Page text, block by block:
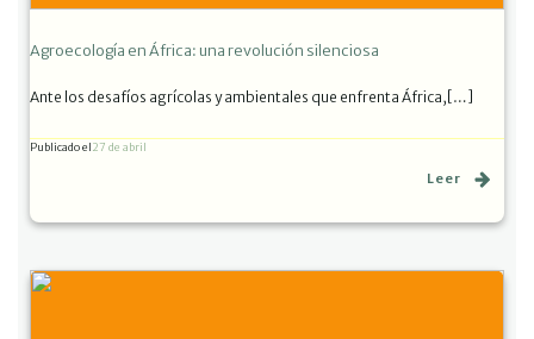
Agroecología en África: una revolución silenciosa
Ante los desafíos agrícolas y ambientales que enfrenta África,[…]
Publicado el27 de abril
Leer